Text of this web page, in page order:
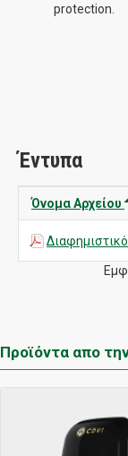
protection.
Έντυπα
Όνομα Αρχείου
Προϊόντα απο